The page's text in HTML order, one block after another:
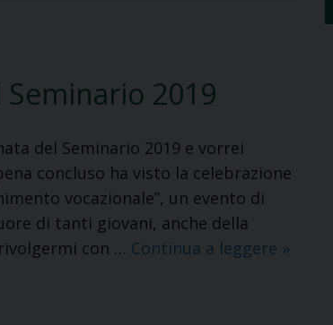
2019
del Seminario 2019 e vorrei
concluso ha visto la celebrazione
vocazionale”, un evento di
di tanti giovani, anche della
con … Continua a leggere »